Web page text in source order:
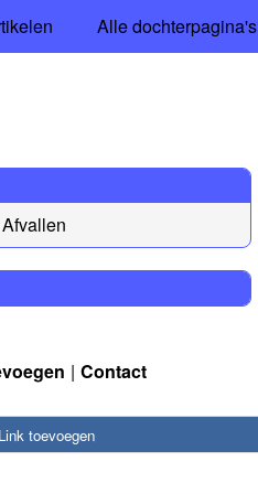
Alle dochterpagina's
Contact
Link toevoegen